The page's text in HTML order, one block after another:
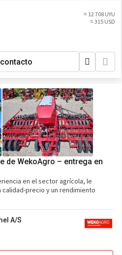
≈ 12 708 UYU
≈ 315 USD
de WekoAgro – entrega en
en el sector agrícola, le
precio y un rendimiento
A/S